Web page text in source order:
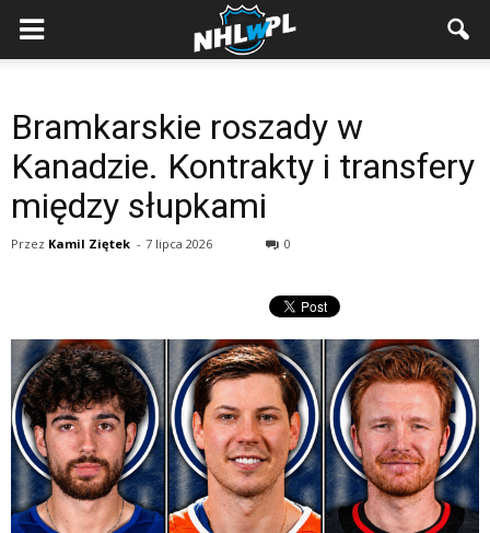
Bramkarskie roszady w
Kanadzie. Kontrakty i transfery
między słupkami
Przez Kamil Ziętek - 7 lipca 2026 0